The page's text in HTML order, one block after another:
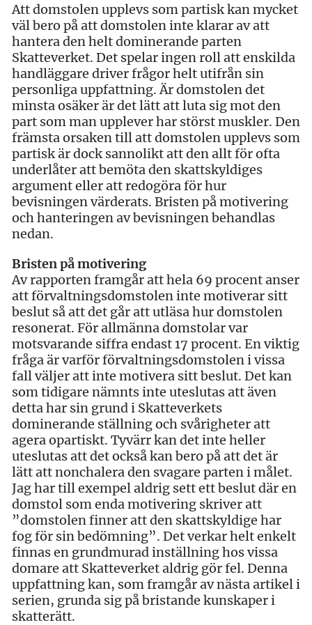
Att domstolen upplevs som partisk kan mycket
väl bero på att domstolen inte klarar av att
hantera den helt dominerande parten
Skatteverket. Det spelar ingen roll att enskilda
handläggare driver frågor helt utifrån sin
personliga uppfattning. Är domstolen det
minsta osäker är det lätt att luta sig mot den
part som man upplever har störst muskler. Den
främsta orsaken till att domstolen upplevs som
partisk är dock sannolikt att den allt för ofta
underlåter att bemöta den skattskyldiges
argument eller att redogöra för hur
bevisningen värderats. Bristen på motivering
och hanteringen av bevisningen behandlas
nedan.
Bristen på motivering
Av rapporten framgår att hela 69 procent anser
att förvaltningsdomstolen inte motiverar sitt
beslut så att det går att utläsa hur domstolen
resonerat. För allmänna domstolar var
motsvarande siffra endast 17 procent. En viktig
fråga är varför förvaltningsdomstolen i vissa
fall väljer att inte motivera sitt beslut. Det kan
som tidigare nämnts inte uteslutas att även
detta har sin grund i Skatteverkets
dominerande ställning och svårigheter att
agera opartiskt. Tyvärr kan det inte heller
uteslutas att det också kan bero på att det är
lätt att nonchalera den svagare parten i målet.
Jag har till exempel aldrig sett ett beslut där en
domstol som enda motivering skriver att
”domstolen finner att den skattskyldige har
fog för sin bedömning”. Det verkar helt enkelt
finnas en grundmurad inställning hos vissa
domare att Skatteverket aldrig gör fel. Denna
uppfattning kan, som framgår av nästa artikel i
serien, grunda sig på bristande kunskaper i
skatterätt.